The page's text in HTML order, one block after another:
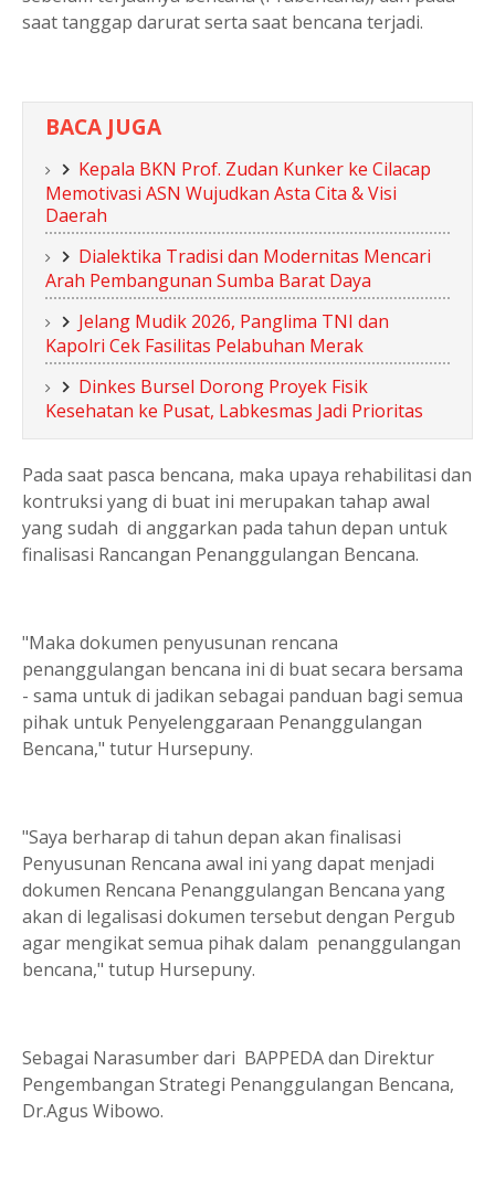
saat tanggap darurat serta saat bencana terjadi.
BACA JUGA
Kepala BKN Prof. Zudan Kunker ke Cilacap
Memotivasi ASN Wujudkan Asta Cita & Visi
Daerah
Dialektika Tradisi dan Modernitas Mencari
Arah Pembangunan Sumba Barat Daya
Jelang Mudik 2026, Panglima TNI dan
Kapolri Cek Fasilitas Pelabuhan Merak
Dinkes Bursel Dorong Proyek Fisik
Kesehatan ke Pusat, Labkesmas Jadi Prioritas
Pada saat pasca bencana, maka upaya rehabilitasi dan
kontruksi yang di buat ini merupakan tahap awal
yang sudah di anggarkan pada tahun depan untuk
finalisasi Rancangan Penanggulangan Bencana.
"Maka dokumen penyusunan rencana
penanggulangan bencana ini di buat secara bersama
- sama untuk di jadikan sebagai panduan bagi semua
pihak untuk Penyelenggaraan Penanggulangan
Bencana," tutur Hursepuny.
"Saya berharap di tahun depan akan finalisasi
Penyusunan Rencana awal ini yang dapat menjadi
dokumen Rencana Penanggulangan Bencana yang
akan di legalisasi dokumen tersebut dengan Pergub
agar mengikat semua pihak dalam penanggulangan
bencana," tutup Hursepuny.
Sebagai Narasumber dari BAPPEDA dan Direktur
Pengembangan Strategi Penanggulangan Bencana,
Dr.Agus Wibowo.